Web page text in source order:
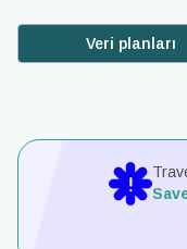
Veri planları